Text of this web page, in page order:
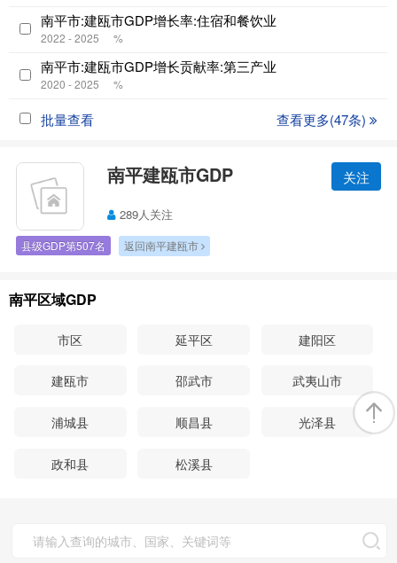
南平市:建瓯市GDP增长率:住宿和餐饮业
2022 - 2025 %
南平市:建瓯市GDP增长贡献率:第三产业
2020 - 2025 %
批量查看 查看更多(47条)
南平建瓯市GDP 关注
289人关注
县级GDP第507名 返回南平建瓯市
南平区域GDP
市区 延平区 建阳区
建瓯市 邵武市 武夷山市
浦城县 顺昌县 光泽县
政和县 松溪县